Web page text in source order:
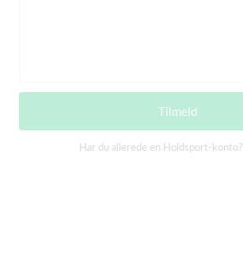
Tilmeld
Har du allerede en Holdsport-konto?